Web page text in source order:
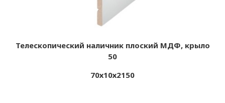
Телескопический наличник плоский МДФ, крыло
50
70х10х2150